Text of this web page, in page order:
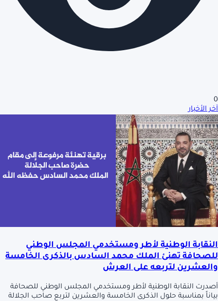
0
آخر الأخبار
النقابة الوطنية لأطر ومستخدمي المجلس الوطني
للصحافة تهنئ الملك محمد السادس بالذكرى الخامسة
والعشرين لتربعه على العرش
أصدرت النقابة الوطنية لأطر ومستخدمي المجلس الوطني للصحافة
بياناً بمناسبة حلول الذكرى الخامسة والعشرين لتربع صاحب الجلالة